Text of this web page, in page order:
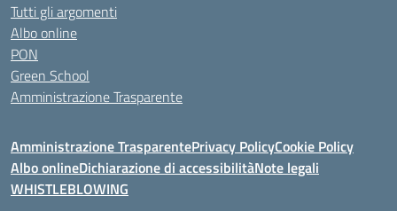
Tutti gli argomenti
Albo online
PON
Green School
Amministrazione Trasparente
Amministrazione TrasparentePrivacy PolicyCookie Policy
Albo onlineDichiarazione di accessibilitàNote legali
WHISTLEBLOWING